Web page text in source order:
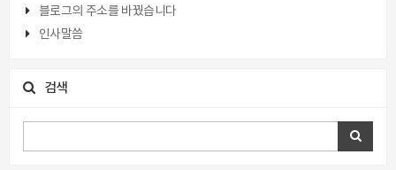
블로그의 주소를 바꿨습니다
인사말씀
검색